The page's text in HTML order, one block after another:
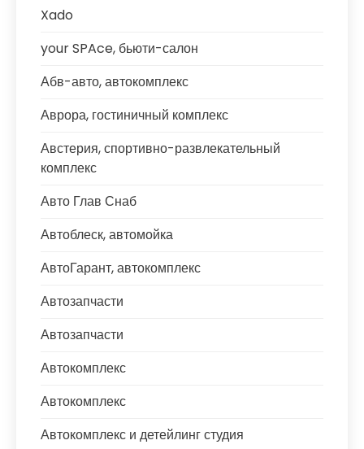
Xado
your SPAce, бьюти-салон
Абв-авто, автокомплекс
Аврора, гостиничный комплекс
Австерия, спортивно-развлекательный
комплекс
Авто Глав Снаб
Автоблеск, автомойка
АвтоГарант, автокомплекс
Автозапчасти
Автозапчасти
Автокомплекс
Автокомплекс
Автокомплекс и детейлинг студия